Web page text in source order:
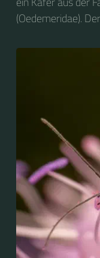
(Oedemeridae).
Scheinbockkäfer